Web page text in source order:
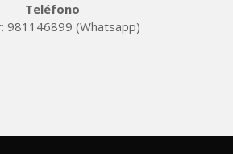
Teléfono
981146899 (Whatsapp)